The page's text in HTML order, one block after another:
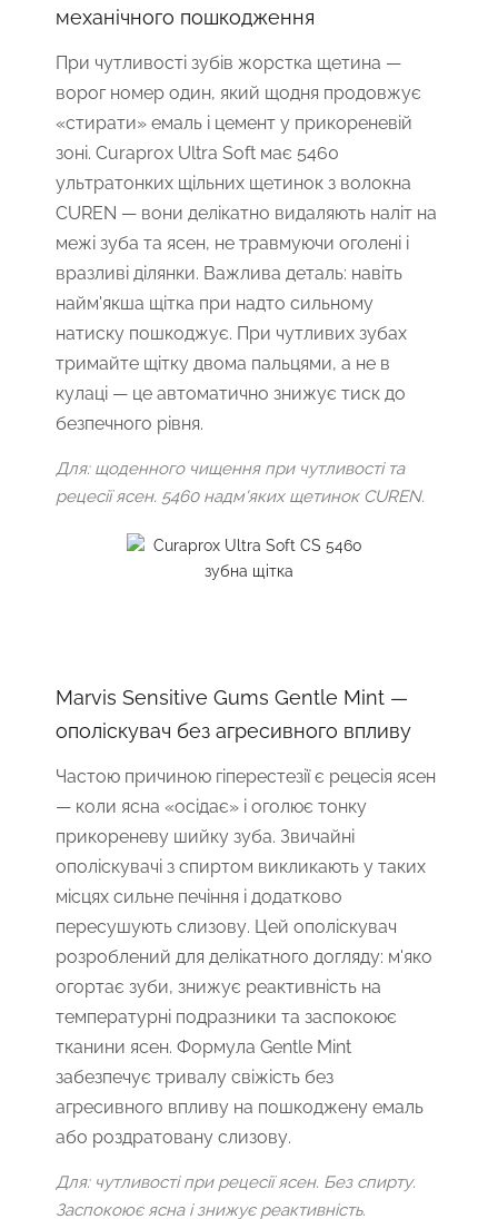
механічного пошкодження
При чутливості зубів жорстка щетина —
ворог номер один, який щодня продовжує
«стирати» емаль і цемент у прикореневій
зоні. Curaprox Ultra Soft має 5460
ультратонких щільних щетинок з волокна
CUREN — вони делікатно видаляють наліт на
межі зуба та ясен, не травмуючи оголені і
вразливі ділянки. Важлива деталь: навіть
найм'якша щітка при надто сильному
натиску пошкоджує. При чутливих зубах
тримайте щітку двома пальцями, а не в
кулаці — це автоматично знижує тиск до
безпечного рівня.
Для: щоденного чищення при чутливості та
рецесії ясен. 5460 надм'яких щетинок CUREN.
Marvis Sensitive Gums Gentle Mint —
ополіскувач без агресивного впливу
Частою причиною гіперестезії є рецесія ясен
— коли ясна «осідає» і оголює тонку
прикореневу шийку зуба. Звичайні
ополіскувачі з спиртом викликають у таких
місцях сильне печіння і додатково
пересушують слизову. Цей ополіскувач
розроблений для делікатного догляду: м'яко
огортає зуби, знижує реактивність на
температурні подразники та заспокоює
тканини ясен. Формула Gentle Mint
забезпечує тривалу свіжість без
агресивного впливу на пошкоджену емаль
або роздратовану слизову.
Для: чутливості при рецесії ясен. Без спирту.
Заспокоює ясна і знижує реактивність.